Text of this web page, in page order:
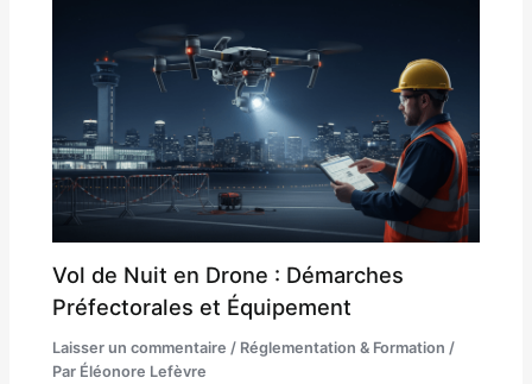
Vol de Nuit en Drone : Démarches
Préfectorales et Équipement
Laisser un commentaire / Réglementation & Formation /
Par Éléonore Lefèvre